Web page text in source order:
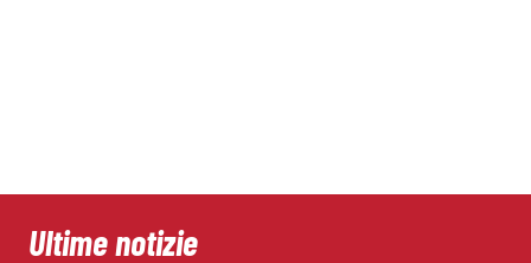
Ultime notizie